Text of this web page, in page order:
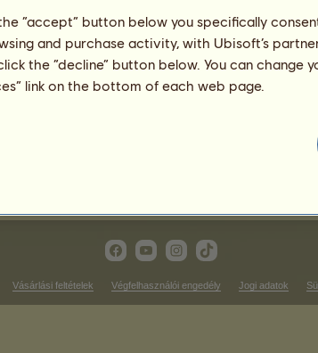
Ügető futam
Nincs mit
Tereplovagló
győzelmek
Vásárlási feltételek Végfelhasználói engedély Jogi adatok
“accept” button below you specifically
and purchase activity, with Ubisoft’s
the “decline” button below. You can change
link on the bottom of each web page.